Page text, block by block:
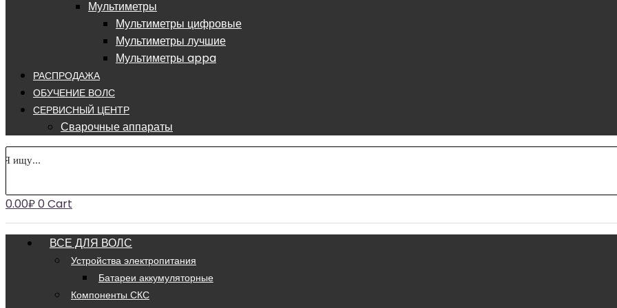
Мультиметры
Мультиметры цифровые
Мультиметры лучшие
Мультиметры appa
РАСПРОДАЖА
ОБУЧЕНИЕ ВОЛС
СЕРВИСНЫЙ ЦЕНТР
Сварочные аппараты
0.00₽0Cart
ВСЕ ДЛЯ ВОЛС
Устройства электропитания
Батареи аккумуляторные
Компоненты СКС